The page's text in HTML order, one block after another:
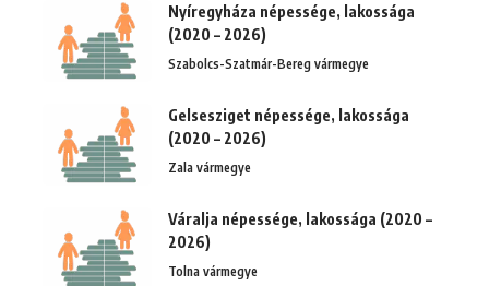
Nyíregyháza népessége, lakossága
(2020 – 2026)
Szabolcs-Szatmár-Bereg vármegye
Gelsesziget népessége, lakossága
(2020 – 2026)
Zala vármegye
Váralja népessége, lakossága (2020 –
2026)
Tolna vármegye